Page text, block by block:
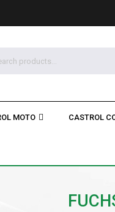
MOTO CASTROL